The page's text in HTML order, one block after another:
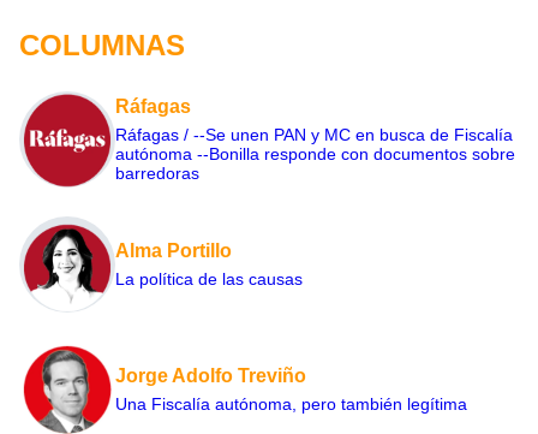
COLUMNAS
Ráfagas
Ráfagas / --Se unen PAN y MC en busca de Fiscalía
autónoma --Bonilla responde con documentos sobre
barredoras
Alma Portillo
La política de las causas
Jorge Adolfo Treviño
Una Fiscalía autónoma, pero también legítima